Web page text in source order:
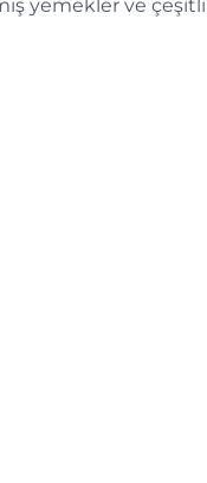
yemekler ve çeşitli